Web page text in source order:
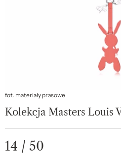
fot. materiały prasowe
Kolekcja Masters Louis
14 / 50